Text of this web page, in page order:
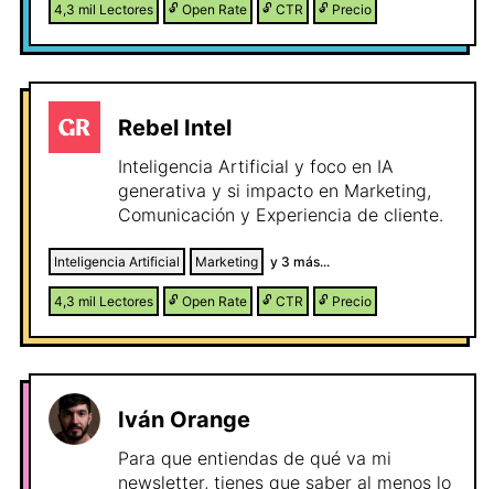
4,3 mil Lectores 🔓 Open Rate 🔓 CTR 🔓 Precio
Rebel Intel
Inteligencia Artificial y foco en IA
generativa y si impacto en Marketing,
Comunicación y Experiencia de cliente.
Inteligencia Artificial Marketing y 3 más...
4,3 mil Lectores 🔓 Open Rate 🔓 CTR 🔓 Precio
Iván Orange
Para que entiendas de qué va mi
newsletter, tienes que saber al menos lo